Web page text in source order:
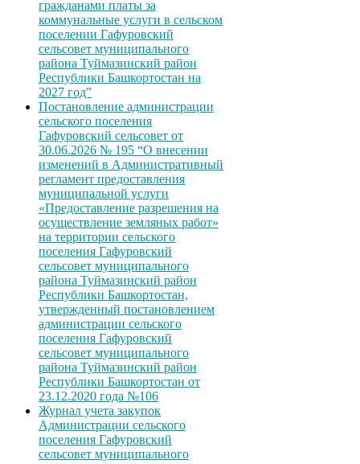
гражданами платы за
коммунальные услуги в сельском
поселении Гафуровский
сельсовет муниципального
района Туймазинский район
Республики Башкортостан на
2027 год”
Постановление администрации
сельского поселения
Гафуровский сельсовет от
30.06.2026 № 195 “О внесении
изменений в Административный
регламент предоставления
муниципальной услуги
«Предоставление разрешения на
осуществление земляных работ»
на территории сельского
поселения Гафуровский
сельсовет муниципального
района Туймазинский район
Республики Башкортостан,
утвержденный постановлением
администрации сельского
поселения Гафуровский
сельсовет муниципального
района Туймазинский район
Республики Башкортостан от
23.12.2020 года №106
Журнал учета закупок
Администрации сельского
поселения Гафуровский
сельсовет муниципального